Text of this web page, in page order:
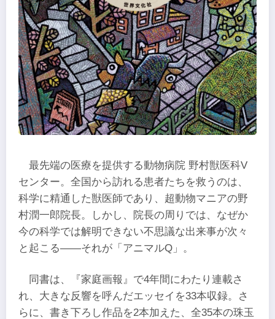
最先端の医療を提供する動物病院 野村獣医科V
センター。全国から訪れる患者たちを救うのは、
科学に精通した獣医師であり、超動物マニアの野
村潤一郎院長。しかし、院長の周りでは、なぜか
今の科学では解明できない不思議な出来事が次々
と起こる——それが「アニマルQ」。
同書は、『家庭画報』で4年間にわたり連載さ
れ、大きな反響を呼んだエッセイを33本収録。さ
らに、書き下ろし作品を2本加えた、全35本の珠玉